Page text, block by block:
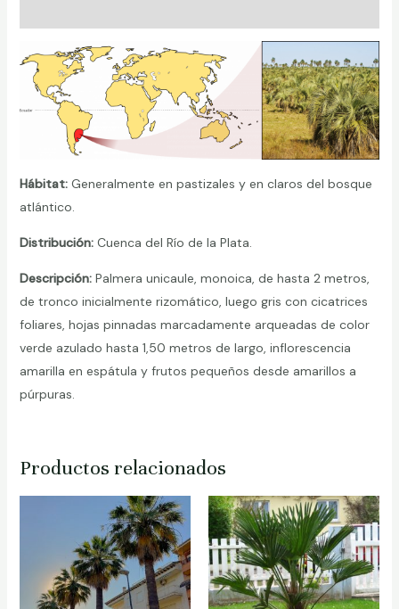
Hábitat:Generalmente en pastizales y en claros del bosque
atlántico.
Distribución:Cuenca del Río de la Plata.
Descripción:Palmera unicaule, monoica, de hasta 2 metros,
de tronco inicialmente rizomático, luego gris con cicatrices
foliares, hojas pinnadas marcadamente arqueadas de color
verde azulado hasta 1,50 metros de largo, inflorescencia
amarilla en espátula y frutos pequeños desde amarillos a
púrpuras.
Productos relacionados